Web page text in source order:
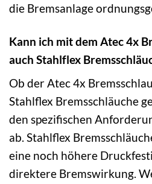
die Bremsanlage
Kann ich mit dem Atec 4x
auch Stahlflex
Ob der Atec 4x
Stahlflex Bremsschläuche
den spezifischen
ab. Stahlflex
eine noch höhere
direktere Bremswirkung.